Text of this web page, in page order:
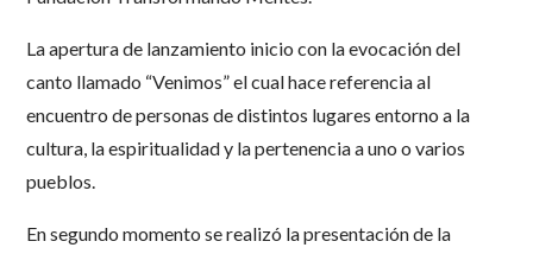
La apertura de lanzamiento inicio con la evocación del
canto llamado “Venimos” el cual hace referencia al
encuentro de personas de distintos lugares entorno a la
cultura, la espiritualidad y la pertenencia a uno o varios
pueblos.
En segundo momento se realizó la presentación de la